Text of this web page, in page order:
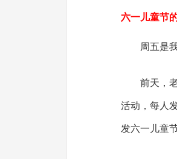
六一儿童节
周五是
前天，
活动，每人
发六一儿童